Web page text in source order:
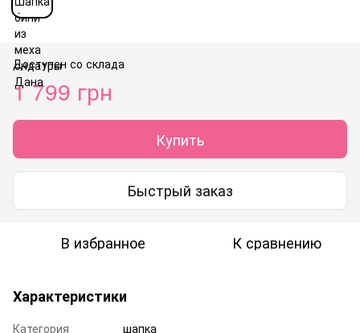
Доступен со склада
1 799 грн
Купить
Быстрый заказ
В избранное К сравнению
Характеристики
Категория
шапка